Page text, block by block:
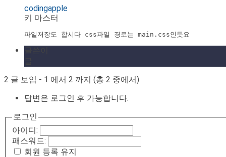
codingapple
키 마스터
파일저장도 합시다 css파일 경로는 main.css인듯요
2 글 보임 - 1 에서 2 까지 (총 2 중에서)
답변은 로그인 후 가능합니다.
로그인
아이디:
패스워드:
회원 등록 유지